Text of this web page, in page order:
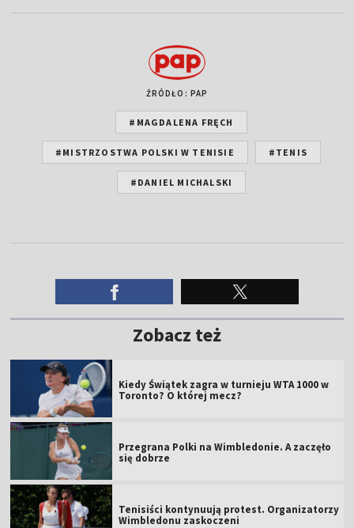
ŹRÓDŁO: PAP
#MAGDALENA FRĘCH
#MISTRZOSTWA POLSKI W TENISIE #TENIS
#DANIEL MICHALSKI
Zobacz też
Kiedy Świątek zagra w turnieju WTA 1000 w
Toronto? O której mecz?
Przegrana Polki na Wimbledonie. A zaczęło
się dobrze
Tenisiści kontynuują protest. Organizatorzy
Wimbledonu zaskoczeni